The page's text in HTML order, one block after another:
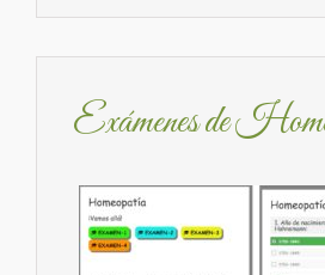
Exámenes de